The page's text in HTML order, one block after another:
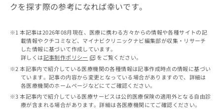
クを探す際の参考になれば幸いです。
本記事は2026年08月現在、医療に携わる方々からの情報や各種サイトの記
載情報やクチコミなど、マイナビクリニックナビ編集部が収集・リサーチ
した情報に基づいて作成しています。
詳しくは記事制作ポリシー
をご覧ください。
本記事内で紹介している医療機関の各種情報は記事作成時点の情報に基づい
ています。記事の内容から変更となっている場合がありますので、詳細は
各医療機関のホームページなどにてご確認ください。
本記事内で紹介している医療サービスは公的医療保険の適用外となる自由診
療が含まれる場合があります。詳細は各医療機関にてご確認ください。
マイ
ナビ
ニッ
クナ
ビサ
イト
お問
合せ
フォ
ーム
とな
料
求
こ
告
出
の
合
は